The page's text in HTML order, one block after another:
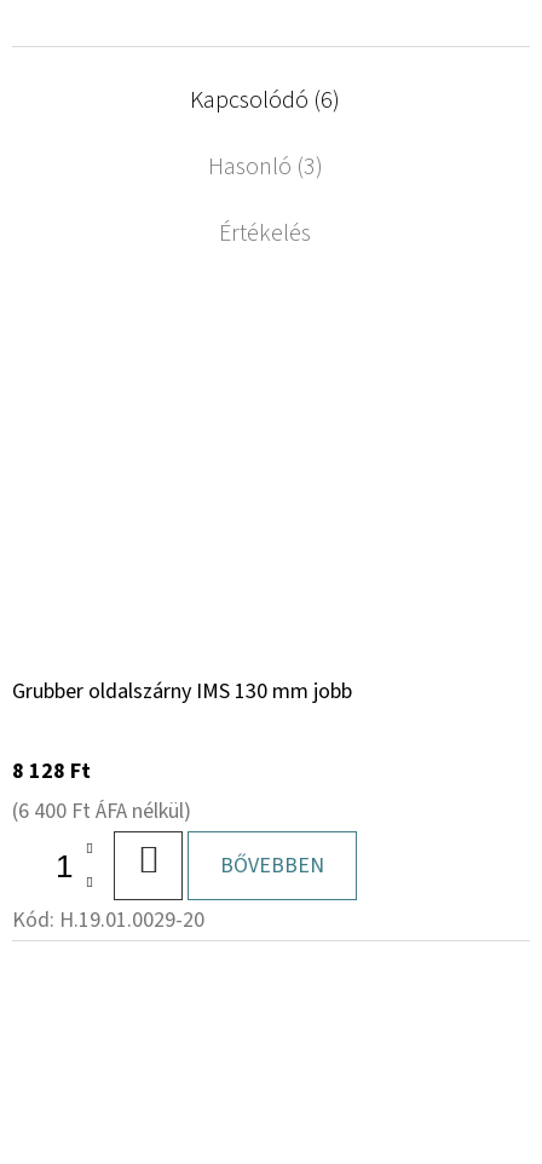
Kapcsolódó (6)
Hasonló (3)
Értékelés
Grubber oldalszárny IMS 130 mm jobb
8 128 Ft
(6 400 Ft ÁFA nélkül)
KOSÁRBABŐVEBBEN
Kód: H.19.01.0029-20